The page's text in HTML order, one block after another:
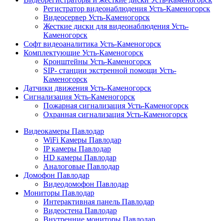
Регистратор видеонаблюдения Усть-Каменогорск
Видеосервер Усть-Каменогорск
Жесткие диски для видеонаблюдения Усть-
Каменогорск
Софт видеоаналитика Усть-Каменогорск
Комплектующие Усть-Каменогорск
Кронштейны Усть-Каменогорск
SIP- станции экстренной помощи Усть-
Каменогорск
Датчики движения Усть-Каменогорск
Сигнализация Усть-Каменогорск
Пожарная сигнализация Усть-Каменогорск
Охранная сигнализация Усть-Каменогорск
Видеокамеры Павлодар
WiFi Камеры Павлодар
IP камеры Павлодар
HD камеры Павлодар
Аналоговые Павлодар
Домофон Павлодар
Видеодомофон Павлодар
Мониторы Павлодар
Интерактивная панель Павлодар
Видеостена Павлодар
Внутренние мониторы Павлодар